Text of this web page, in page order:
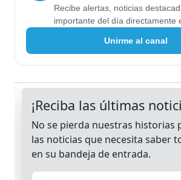
Recibe alertas, noticias
importante del día directamente
Unirme al canal